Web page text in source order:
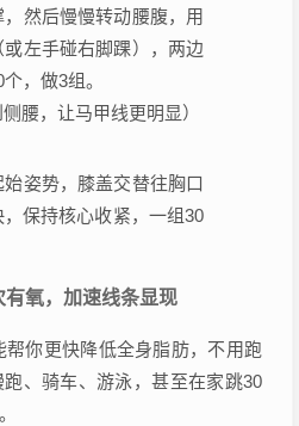
然后慢慢转动腰腹，用
左手碰右脚踝），两边
，做3组。
腰，让马甲线更明显）
姿势，膝盖交替往胸口
保持核心收紧，一组30
氧，加速线条显现
你更快降低全身脂肪，不用跑
、骑车、游泳，甚至在家跳30